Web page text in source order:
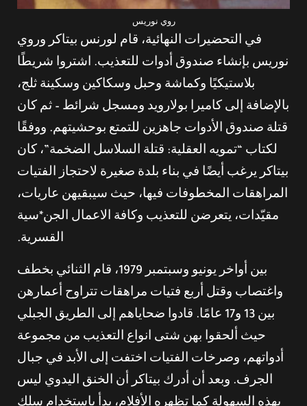
روي نوريس
في التحضيرات النهائية، قام لورنس بيتاكر وروي
نوريس بإنشاء صندوق أدوات للتعذيب. اشتروا شريطًا
بلاستيكيًا وكماشة وحبل وسكاكين وسكينة ثلج،
بالإضافة إلى كاميرا بولارويد ومسجل شرائط – ثم كان
قتلة صندوق الأدوات جاهزين للتمتع بوحشيتهم. ووفقًا
لكتاب “تمويه العقلية: قتلة السلاسل الضخمة”، كان
بيتاكر يرغب أيضًا في بناء بلدة صغيرة لاحتجاز الفتيات
المراهقات المخطوفات فيها، حيث سيبقيهن عاريات،
مقيّدات، يتعرضن للتعذيب وكافة الاعمال الجن*سية
القسرية.
بين أواخر يونيو وسبتمبر 1979، قام الثنائي بخطف
واغتصاب وقتل أربع فتيات مراهقات تتراوح أعمارهن
بين 13 و17 عامًا. قادوا ضحاياهم إلى الطريق الجبلي
حيث ألحقوا بهن شتى انواع التعذيب من مجموعة
أدواتهم، وصرخات الفتيات اختفت إلى الأبد في جبال
الجرف. وبعد أن أدرك بيتاكر أن الخنق اليدوي ليس